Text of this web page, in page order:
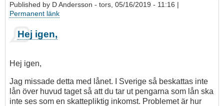
Published by D Andersson - tors, 05/16/2019 - 11:16 |
Permanent länk
Hej igen,
Hej igen,
Jag missade detta med lånet. I Sverige så beskattas inte
lån över huvud taget så att du tar ut pengarna som lån ska
inte ses som en skattepliktig inkomst. Problemet är hur